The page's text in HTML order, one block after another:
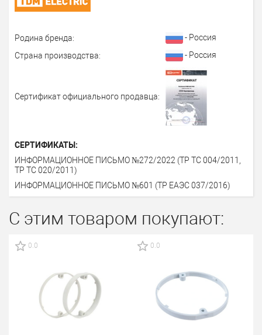
Родина бренда:
- Россия
Страна производства:
- Россия
Сертификат официального продавца:
СЕРТИФИКАТЫ:
ИНФОРМАЦИОННОЕ ПИСЬМО №272/2022 (ТР ТС 004/2011,
ТР ТС 020/2011)
ИНФОРМАЦИОННОЕ ПИСЬМО №601 (ТР ЕАЭС 037/2016)
С этим товаром покупают:
0.0 0.0